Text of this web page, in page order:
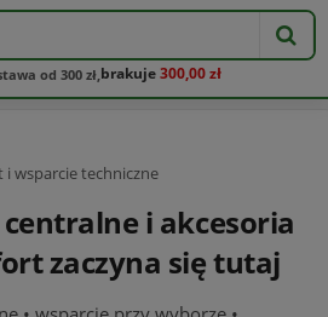
od 300 zł, brakuje300,00 zł
i wsparcie techniczne
i akcesoria
zaczyna się tutaj